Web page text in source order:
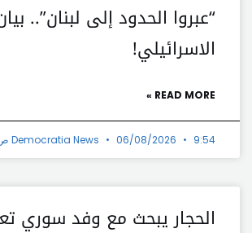
“عبروا الحدود إلى لبنان”..
الاسرائيلي!
READ MORE »
Democratia News 06/08/2026 9:54 ص
الحجار يبحث مع وفد سوري